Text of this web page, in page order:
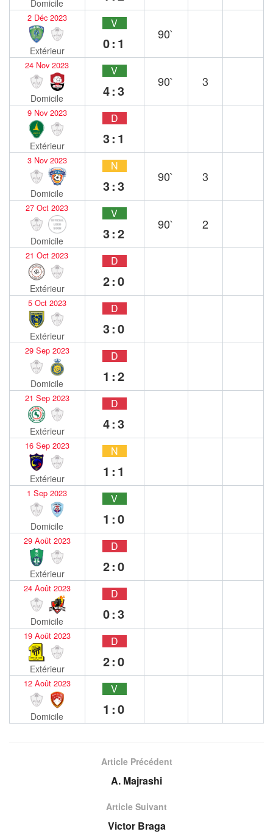
Domicile
2 Déc 2023
Extérieur
V
0:1
90`
24 Nov 2023
Domicile
V
4:3
90` 3
9 Nov 2023
Extérieur
D
3:1
3 Nov 2023
Domicile
N
3:3
90` 3
27 Oct 2023
Domicile
V
3:2
90` 2
21 Oct 2023
Extérieur
D
2:0
5 Oct 2023
Extérieur
D
3:0
29 Sep 2023
Domicile
D
1:2
21 Sep 2023
Extérieur
D
4:3
16 Sep 2023
Extérieur
N
1:1
1 Sep 2023
Domicile
V
1:0
29 Août 2023
Extérieur
D
2:0
24 Août 2023
Domicile
D
0:3
19 Août 2023
Extérieur
D
2:0
12 Août 2023
Domicile
V
1:0
Article Précédent
A. Majrashi
Article Suivant
Victor Braga